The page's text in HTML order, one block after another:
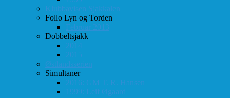
Klubbavisen Sjakkalen
Follo Lyn og Torden
Februar 2013
Dobbeltsjakk
2014
2015
Østlandsserien
Simultaner
2016: GM T. R. Hansen
1999: Leif Øgaard